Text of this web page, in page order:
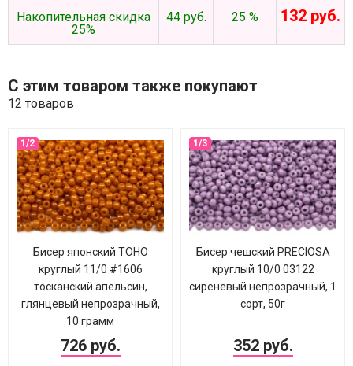
Накопительная скидка
25%
44 руб. 25 % 132 руб.
С этим товаром также покупают
12 товаров
Бисер японский TOHO
круглый 11/0 #1606
тосканский апельсин,
глянцевый непрозрачный,
10 грамм
726 руб.
Бисер чешский PRECIOSA
круглый 10/0 03122
сиреневый непрозрачный, 1
сорт, 50г
352 руб.